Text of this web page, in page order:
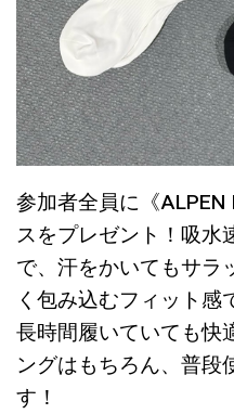
参加者全員に《
スをプレゼント！吸水
で、汗をかいてもサラ
く包み込むフィット感
長時間履いていても快
ングはもちろん、普段
す！